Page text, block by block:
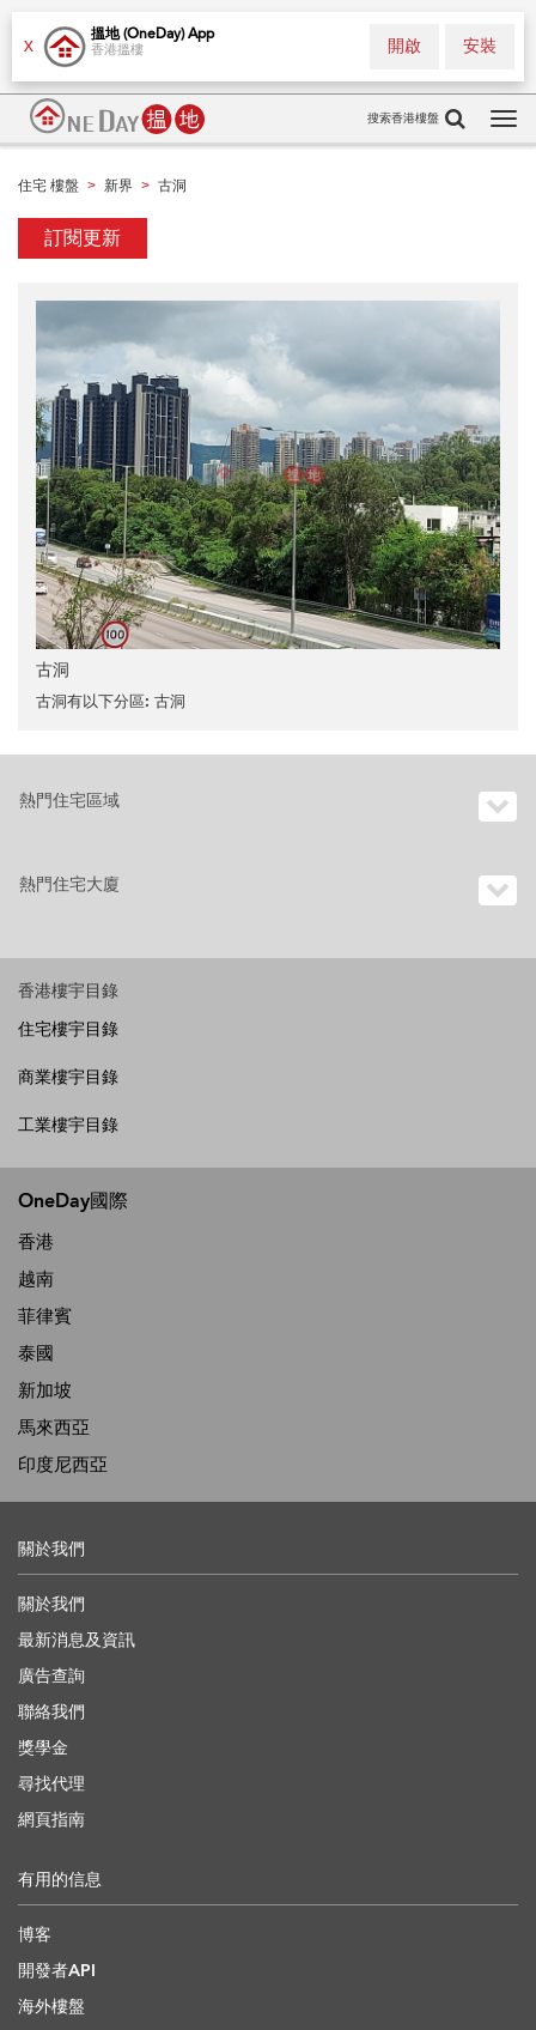
X
搵地 (OneDay) App
香港搵樓 安裝
開啟
搜索香港樓盤
住宅 樓盤 > 新界 > 古洞
訂閱更新
古洞
古洞有以下分區: 古洞
熱門住宅區域
熱門住宅大廈
香港樓宇目錄
住宅樓宇目錄
商業樓宇目錄
工業樓宇目錄
OneDay國際
香港
越南
菲律賓
泰國
新加坡
馬來西亞
印度尼西亞
關於我們
關於我們
最新消息及資訊
廣告查詢
聯絡我們
獎學金
尋找代理
網頁指南
有用的信息
博客
開發者API
海外樓盤